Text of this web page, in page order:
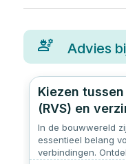
Advies
Kiezen
(RVS) en
In de bouwwereld
essentieel belang
verbindingen.